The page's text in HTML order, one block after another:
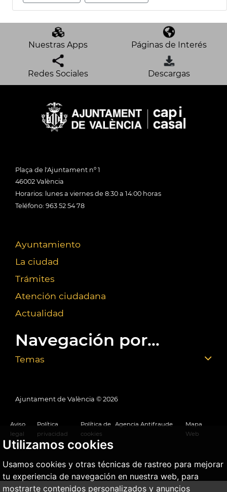
Utilizamos cookies
Usamos cookies y otras técnicas de rastreo para mejorar
tu experiencia de navegación en nuestra web, para
mostrarte contenidos personalizados y anuncios
Nuestras Apps Páginas de Interés
Redes Sociales Descargas
Plaça de l'Ajuntament nº 1
46002 València
Horarios: lunes a viernes de 8:30 a 14:00 horas
Teléfono: 963 52 54 78
Ayuntamiento
La ciudad
Trámites
Atención ciudadana
Actualidad
Navegación por...
Temas
Ajuntament de València © 2026
Aviso
legal
Política
privacidad
Política de
cookies
Agencia Antifraude
Mapa
Web